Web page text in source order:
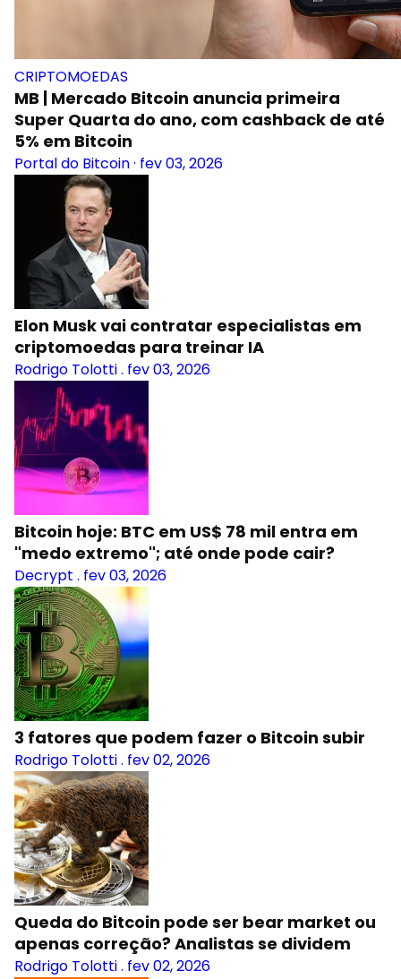
CRIPTOMOEDAS
MB | Mercado Bitcoin anuncia primeira
Super Quarta do ano, com cashback de até
5% em Bitcoin
Portal do Bitcoin· fev 03, 2026
Elon Musk vai contratar especialistas em
criptomoedas para treinar IA
Rodrigo Tolotti. fev 03, 2026
Bitcoin hoje: BTC em US$ 78 mil entra em
"medo extremo"; até onde pode cair?
Decrypt . fev 03, 2026
3 fatores que podem fazer o Bitcoin subir
Rodrigo Tolotti. fev 02, 2026
Queda do Bitcoin pode ser bear market ou
apenas correção? Analistas se dividem
Rodrigo Tolotti. fev 02, 2026